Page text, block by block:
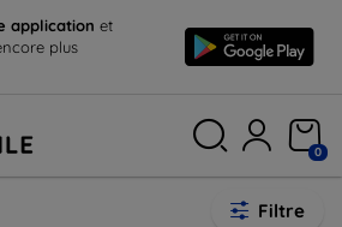
application et
plus
0
Filtre